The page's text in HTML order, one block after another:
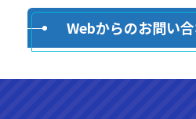
Webからのお問い